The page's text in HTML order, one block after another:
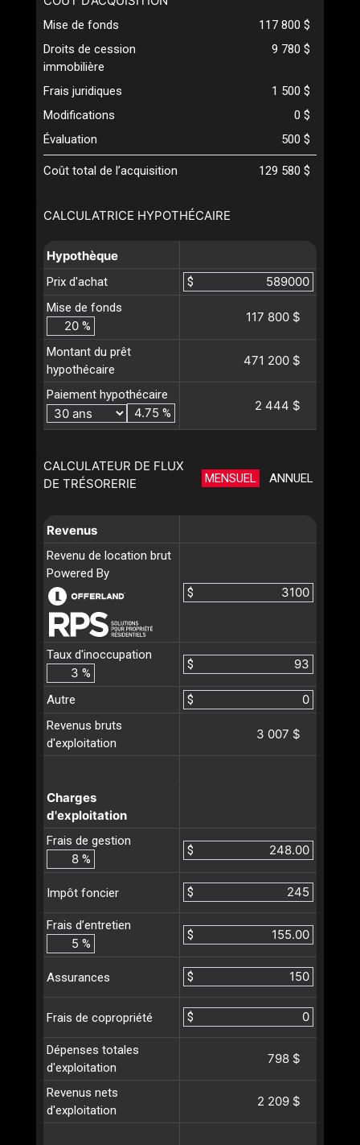
CALCULATRICE HYPOTHÉCAIRE
Hypothèque
Prix d'achat
$
Mise de fonds
%
117 800 $
Montant du prêt
hypothécaire
471 200 $
Paiement hypothécaire
%
2 444 $
CALCULATEUR DE FLUX
DE TRÉSORERIE
MENSUEL ANNUEL
Revenus
Revenu de location brut
Powered By
$
Taux d'inoccupation
%
$
Autre
$
Revenus bruts
d'exploitation
3 007 $
Charges
d'exploitation
Frais de gestion
%
$
Impôt foncier $
Frais d’entretien
%
$
Assurances $
Frais de copropriété $
Dépenses totales
d'exploitation
798 $
Revenus nets
d'exploitation
2 209 $
Mise de fonds
117 800 $
Droits de cession
immobilière
9 780 $
Frais juridiques
1 500 $
Modifications
0 $
Évaluation
500 $
Coût total de l’acquisition 129 580 $